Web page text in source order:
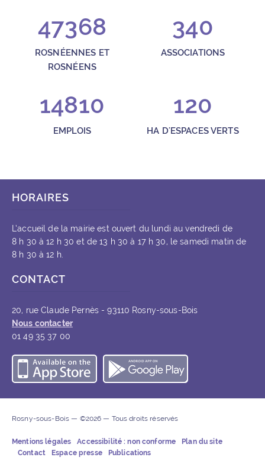
47368
ROSNÉENNES ET
ROSNÉENS
340
ASSOCIATIONS
14810
EMPLOIS
120
HA D'ESPACES VERTS
HORAIRES
L’accueil de la mairie est ouvert du lundi au vendredi de
8 h 30 à 12 h 30 et de 13 h 30 à 17 h 30, le samedi matin de
8 h 30 à 12 h.
CONTACT
20, rue Claude Pernès - 93110 Rosny-sous-Bois
Nous contacter
01 49 35 37 00
Télécharger l’application iOS
Rosny-sous-Bois — ©2026 — Tous droits réservés
Mentions légales Accessibilité : non conforme
Plan du site
Contact
Espace presse Publications